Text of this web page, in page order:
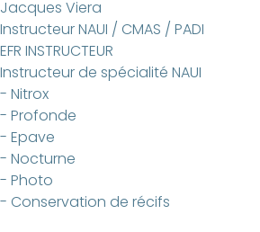
Jacques Viera
Instructeur NAUI / CMAS / PADI
EFR INSTRUCTEUR
Instructeur de spécialité NAUI
- Nitrox
- Profonde
- Epave
- Nocturne
- Photo
- Conservation de récifs